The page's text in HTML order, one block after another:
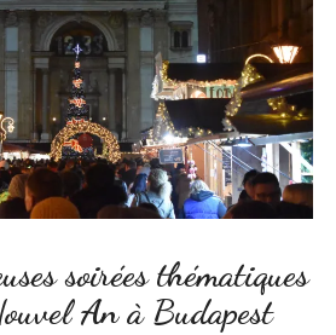
soirées thématiques
An à Budapest